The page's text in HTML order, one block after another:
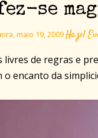
se
maio 19, 2009Hazel
livres de regras e
o encanto da